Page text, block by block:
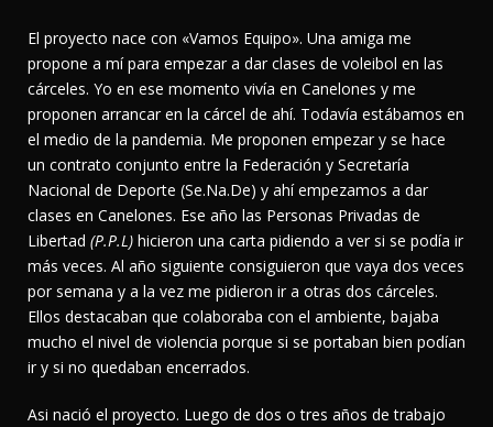
El proyecto nace con «Vamos Equipo». Una amiga me
propone a mí para empezar a dar clases de voleibol en las
cárceles. Yo en ese momento vivía en Canelones y me
proponen arrancar en la cárcel de ahí. Todavía estábamos en
el medio de la pandemia. Me proponen empezar y se hace
un contrato conjunto entre la Federación y Secretaría
Nacional de Deporte (Se.Na.De) y ahí empezamos a dar
clases en Canelones. Ese año las Personas Privadas de
Libertad (P.P.L) hicieron una carta pidiendo a ver si se podía ir
más veces. Al año siguiente consiguieron que vaya dos veces
por semana y a la vez me pidieron ir a otras dos cárceles.
Ellos destacaban que colaboraba con el ambiente, bajaba
mucho el nivel de violencia porque si se portaban bien podían
ir y si no quedaban encerrados.
Asi nació el proyecto. Luego de dos o tres años de trabajo